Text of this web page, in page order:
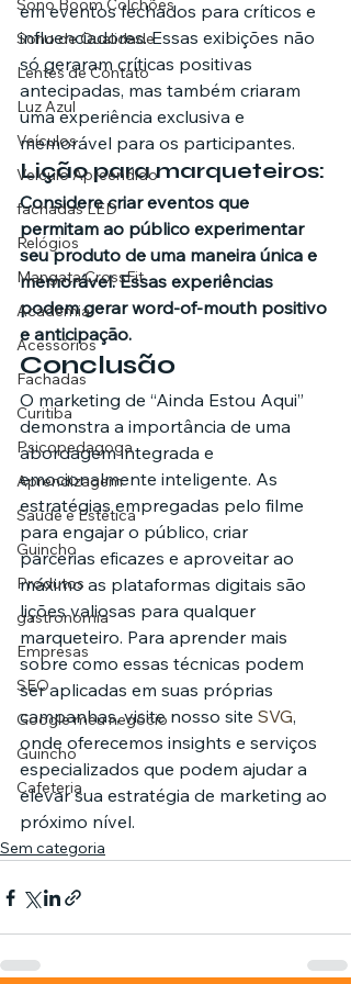
Sono Boom Colchões
Sono de Qualidade
Lentes de Contato
Luz Azul
Veículos
Veículo Apreendido
fachadas LED
Relógios
Mangata CrossFit
Academia
Acessórios
Fachadas
Curitiba
Psicopedagoga
Aprendizagem
Saúde e Estética
Guincho
Produtos
gastronomia
Empresas
SEO
Google meu negócio
Guincho
Cafeteria
em eventos fechados para críticos e
influenciadores. Essas exibições não
só geraram críticas positivas
antecipadas, mas também criaram
uma experiência exclusiva e
memorável para os participantes.
Lição para marqueteiros:
Considere criar eventos que
permitam ao público experimentar
seu produto de uma maneira única e
memorável. Essas experiências
podem gerar word-of-mouth positivo
e anticipação.
Conclusão
O marketing de “Ainda Estou Aqui”
demonstra a importância de uma
abordagem integrada e
emocionalmente inteligente. As
estratégias empregadas pelo filme
para engajar o público, criar
parcerias eficazes e aproveitar ao
máximo as plataformas digitais são
lições valiosas para qualquer
marqueteiro. Para aprender mais
sobre como essas técnicas podem
ser aplicadas em suas próprias
campanhas, visite nosso site SVG,
onde oferecemos insights e serviços
especializados que podem ajudar a
elevar sua estratégia de marketing ao
próximo nível.
Sem categoria